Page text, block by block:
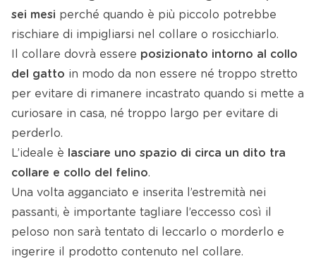
sei mesi perché quando è più piccolo potrebbe
rischiare di impigliarsi nel collare o rosicchiarlo.
Il collare dovrà essere posizionato intorno al collo
del gatto in modo da non essere né troppo stretto
per evitare di rimanere incastrato quando si mette a
curiosare in casa, né troppo largo per evitare di
perderlo.
L’ideale è
lasciare uno spazio di circa un dito tra
collare e collo del felino.
Una volta agganciato e inserita l’estremità nei
passanti, è importante tagliare l’eccesso così il
peloso non sarà tentato di leccarlo o morderlo e
ingerire il prodotto contenuto nel collare.